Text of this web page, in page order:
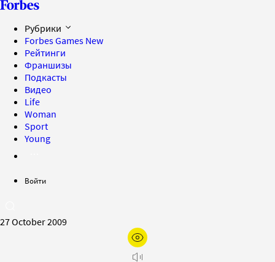
Рубрики
Forbes Games New
Рейтинги
Франшизы
Подкасты
Видео
Life
Woman
Sport
Young
Войти
27 October 2009